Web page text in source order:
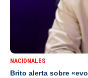
NACIONALES
Brito alerta sobre